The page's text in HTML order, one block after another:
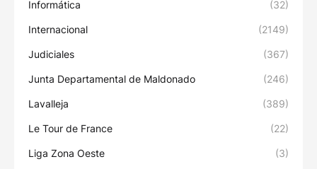
Informática (32)
Internacional (2149)
Judiciales (367)
Junta Departamental de Maldonado (246)
Lavalleja (389)
Le Tour de France (22)
Liga Zona Oeste (3)